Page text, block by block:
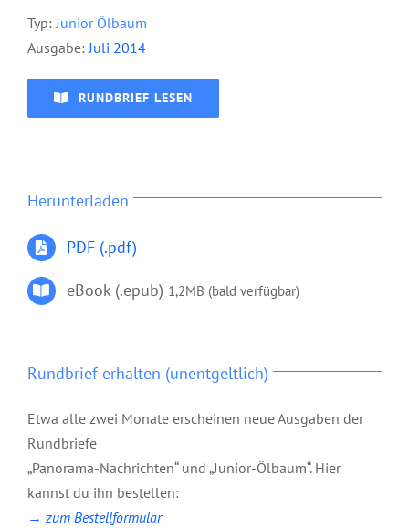
Typ: Junior Ölbaum
Ausgabe: Juli 2014
RUNDBRIEF LESEN
Herunterladen
PDF (.pdf)
eBook (.epub) 1,2MB (bald verfügbar)
Rundbrief erhalten (unentgeltlich)
Etwa alle zwei Monate erscheinen neue Ausgaben der
Rundbriefe
„Panorama-Nachrichten“ und „Junior-Ölbaum“. Hier
kannst du ihn bestellen:
→ zum Bestellformular